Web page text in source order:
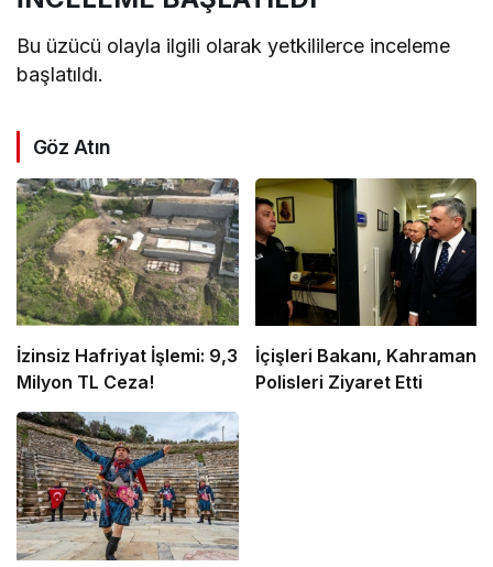
Bu üzücü olayla ilgili olarak yetkililerce inceleme
başlatıldı.
Göz Atın
İzinsiz Hafriyat İşlemi: 9,3
Milyon TL Ceza!
İçişleri Bakanı, Kahraman
Polisleri Ziyaret Etti